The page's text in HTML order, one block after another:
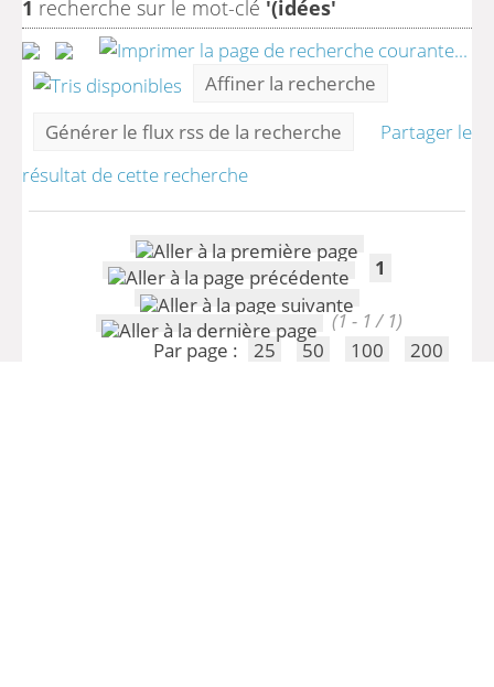
1 recherche sur le mot-clé '(idées'
Affiner la recherche
Générer le flux rss de la recherche
Partager le
résultat de cette recherche
1
(1 - 1 / 1)
Par page :
25 50 100 200